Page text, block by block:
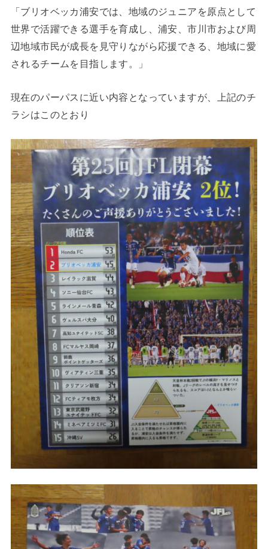
「ブリオベッカ浦安では、地域のジュニアを原点として
世界で活躍できる選手を育成し、浦安、市川市および周
辺地域市民が成長を見守りながら応援できる、地域に愛
されるチームを目指します。」
現在のパーパスに近い内容となっていますが、上記のチ
ラシはこのとおり